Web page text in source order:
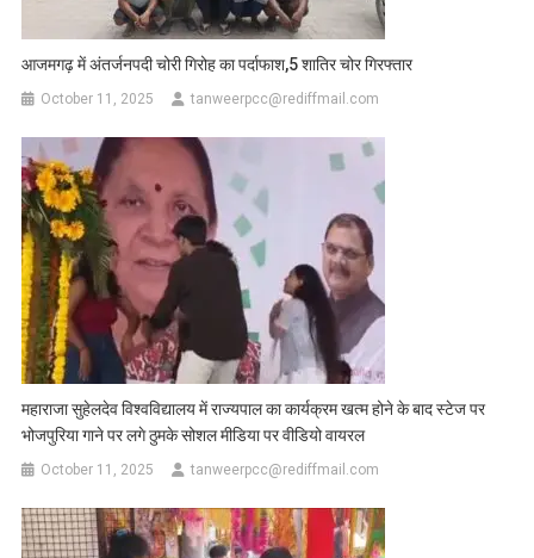
आजमगढ़ में अंतर्जनपदी चोरी गिरोह का पर्दाफाश,5 शातिर चोर गिरफ्तार
October 11, 2025 tanweerpcc@rediffmail.com
महाराजा सुहेलदेव विश्वविद्यालय में राज्यपाल का कार्यक्रम खत्म होने के बाद स्टेज पर
भोजपुरिया गाने पर लगे ठुमके सोशल मीडिया पर वीडियो वायरल
October 11, 2025 tanweerpcc@rediffmail.com